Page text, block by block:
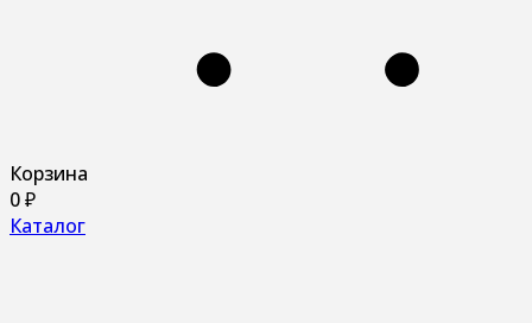
Корзина
0₽
Каталог